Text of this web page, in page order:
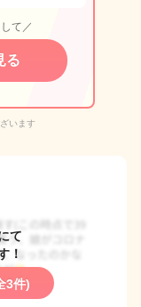
て／
る
います
て
！
3件)